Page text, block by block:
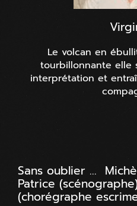
Le volcan en
tourbillonnante elle
interprétation et
Sans oublier ...
Patrice
(chorégraphe